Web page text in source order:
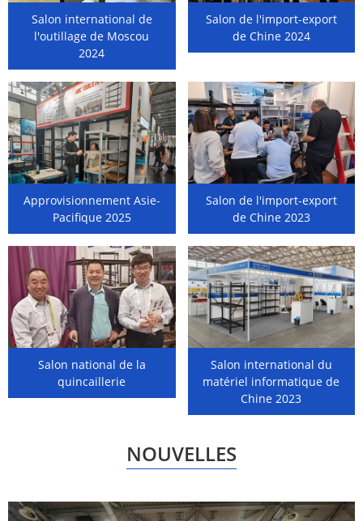
Salon international de
l'outillage de Moscou
2024
Salon de l'import-export
de Chine 2024
Approvisionnement Asie-
Pacifique 2025
Salon de l'import-export
de Chine 2023
Salon national de la
quincaillerie
Salon international du
matériel informatique de
Chine 2023
NOUVELLES